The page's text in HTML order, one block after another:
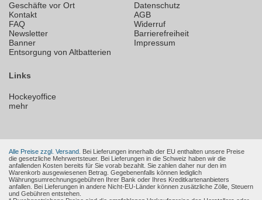
Geschäfte vor Ort
Kontakt
FAQ
Newsletter
Banner
Entsorgung von Altbatterien
Datenschutz
AGB
Widerruf
Barrierefreiheit
Impressum
Links
Hockeyoffice
mehr
Alle Preise zzgl. Versand. Bei Lieferungen innerhalb der EU enthalten unsere Preise
die gesetzliche Mehrwertsteuer. Bei Lieferungen in die Schweiz haben wir die
anfallenden Kosten bereits für Sie vorab bezahlt. Sie zahlen daher nur den im
Warenkorb ausgewiesenen Betrag. Gegebenenfalls können lediglich
Währungsumrechnungsgebühren Ihrer Bank oder Ihres Kreditkartenanbieters
anfallen. Bei Lieferungen in andere Nicht-EU-Länder können zusätzliche Zölle, Steuern
und Gebühren entstehen.